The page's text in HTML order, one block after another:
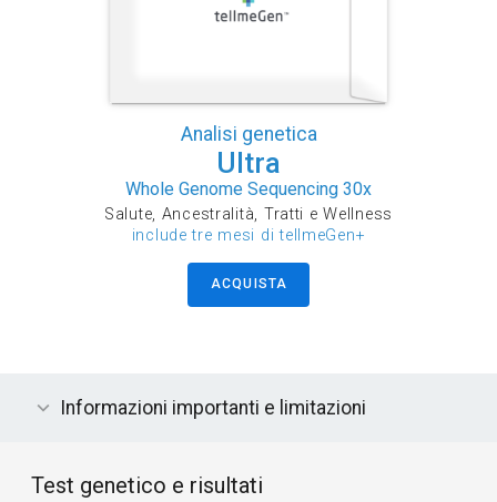
Analisi genetica
Ultra
Whole Genome Sequencing 30x
Salute, Ancestralità, Tratti e Wellness
include tre mesi di tellmeGen+
ACQUISTA
Informazioni importanti e limitazioni
Test genetico e risultati